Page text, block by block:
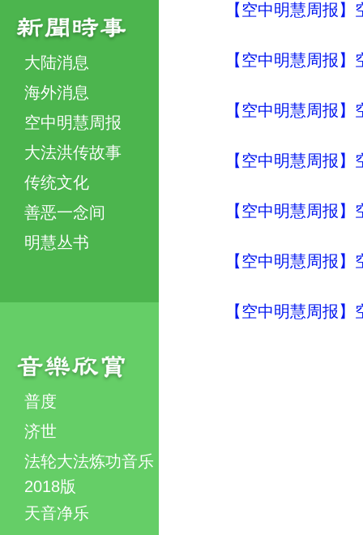
大陆消息
海外消息
空中明慧周报
大法洪传故事
传统文化
善恶一念间
明慧丛书
普度
济世
法轮大法炼功音乐
2018版
天音净乐
【空中明慧周报
【空中明慧周报
【空中明慧周报
【空中明慧周报
【空中明慧周报
【空中明慧周报
【空中明慧周报